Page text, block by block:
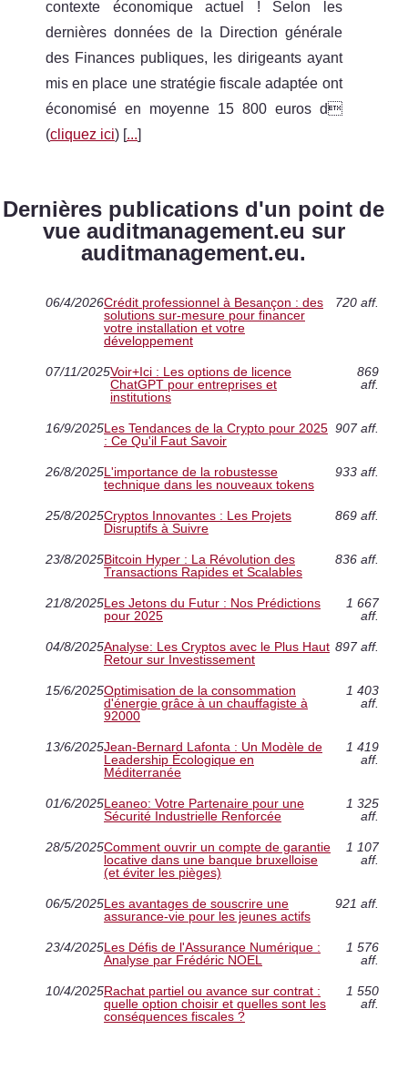
contexte économique actuel ! Selon les
dernières données de la Direction générale
des Finances publiques, les dirigeants ayant
mis en place une stratégie fiscale adaptée ont
économisé en moyenne 15 800 euros d
(cliquez ici) [...]
Dernières publications d'un point de
vue auditmanagement.eu sur
auditmanagement.eu.
06/4/2026Crédit professionnel à Besançon : des
solutions sur-mesure pour financer
votre installation et votre
développement
720 aff.
07/11/2025Voir+Ici : Les options de licence
ChatGPT pour entreprises et
institutions
869
aff.
16/9/2025Les Tendances de la Crypto pour 2025
: Ce Qu'il Faut Savoir
907 aff.
26/8/2025L'importance de la robustesse
technique dans les nouveaux tokens
933 aff.
25/8/2025Cryptos Innovantes : Les Projets
Disruptifs à Suivre
869 aff.
23/8/2025Bitcoin Hyper : La Révolution des
Transactions Rapides et Scalables
836 aff.
21/8/2025Les Jetons du Futur : Nos Prédictions
pour 2025
1 667
aff.
04/8/2025Analyse: Les Cryptos avec le Plus Haut
Retour sur Investissement
897 aff.
15/6/2025Optimisation de la consommation
d'énergie grâce à un chauffagiste à
92000
1 403
aff.
13/6/2025Jean-Bernard Lafonta : Un Modèle de
Leadership Écologique en
Méditerranée
1 419
aff.
01/6/2025Leaneo: Votre Partenaire pour une
Sécurité Industrielle Renforcée
1 325
aff.
28/5/2025Comment ouvrir un compte de garantie
locative dans une banque bruxelloise
(et éviter les pièges)
1 107
aff.
06/5/2025Les avantages de souscrire une
assurance-vie pour les jeunes actifs
921 aff.
23/4/2025Les Défis de l'Assurance Numérique :
Analyse par Frédéric NOEL
1 576
aff.
10/4/2025Rachat partiel ou avance sur contrat :
quelle option choisir et quelles sont les
conséquences fiscales ?
1 550
aff.